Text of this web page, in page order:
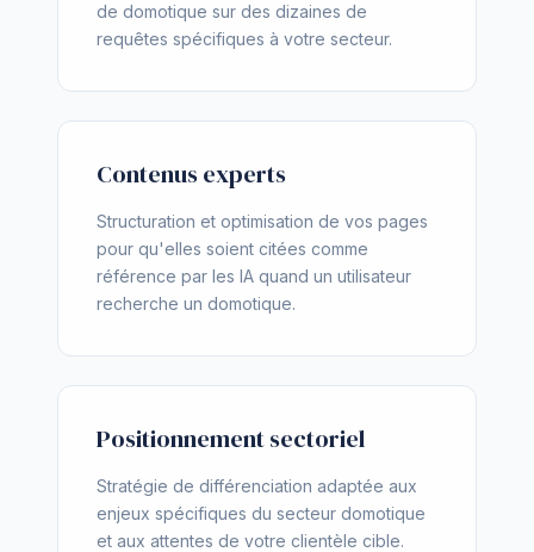
de domotique sur des dizaines de
requêtes spécifiques à votre secteur.
Contenus experts
Structuration et optimisation de vos pages
pour qu'elles soient citées comme
référence par les IA quand un utilisateur
recherche un domotique.
Positionnement sectoriel
Stratégie de différenciation adaptée aux
enjeux spécifiques du secteur domotique
et aux attentes de votre clientèle cible.